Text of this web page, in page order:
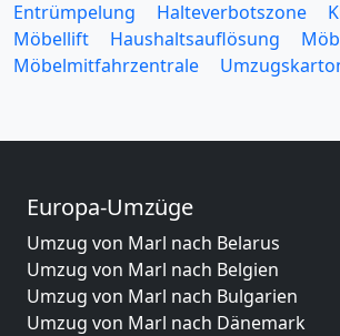
Entrümpelung
Halteverbotszone
Möbellift
Haushaltsauflösung
Möbelmitfahrzentrale
Europa-Umzüge
Umzug von Marl nach Belarus
Umzug von Marl nach Belgien
Umzug von Marl nach Bulgarien
Umzug von Marl nach Dänemark